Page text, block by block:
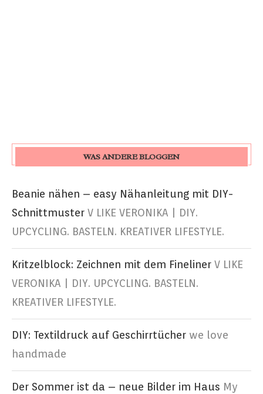
WAS ANDERE BLOGGEN
Beanie nähen – easy Nähanleitung mit DIY-
Schnittmuster V LIKE VERONIKA | DIY.
UPCYCLING. BASTELN. KREATIVER LIFESTYLE.
Kritzelblock: Zeichnen mit dem Fineliner V LIKE
VERONIKA | DIY. UPCYCLING. BASTELN.
KREATIVER LIFESTYLE.
DIY: Textildruck auf Geschirrtücher we love
handmade
Der Sommer ist da – neue Bilder im Haus My